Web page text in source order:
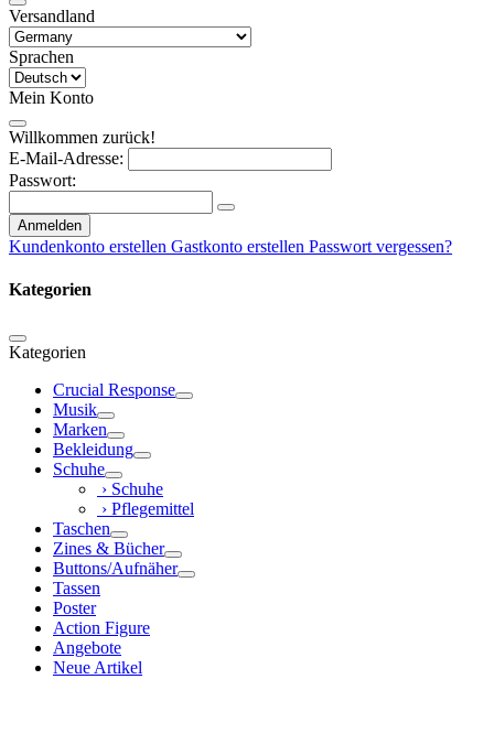
Versandland
Sprachen
Mein Konto
Willkommen zurück!
E-Mail-Adresse:
Passwort:
Anmelden
Kundenkonto erstellen Gastkonto erstellen Passwort vergessen?
Kategorien
Kategorien
Crucial Response
Musik
Marken
Bekleidung
Schuhe
› Schuhe
› Pflegemittel
Taschen
Zines & Bücher
Buttons/Aufnäher
Tassen
Poster
Action Figure
Angebote
Neue Artikel